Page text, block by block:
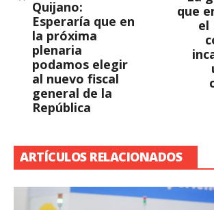
Quijano:
Esperaría que en
la próxima
plenaria
podamos elegir
al nuevo fiscal
general de la
República
que
el
ARTÍCULOS RELACIONADOS